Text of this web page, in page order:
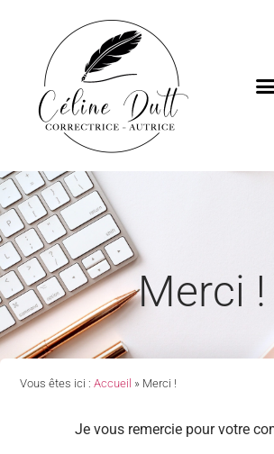
Merci !
Vous êtes ici :Accueil » Merci !
Je vous remercie pour votre